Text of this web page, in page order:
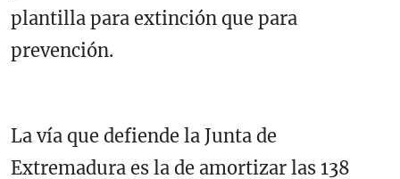
plantilla para extinción que para
prevención.
La vía que defiende la Junta de
Extremadura es la de amortizar las 138